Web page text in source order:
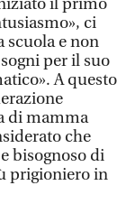
il primo
ci
scuola e non
per il suo
A questo
di mamma
che
bisognoso di
prigioniero in